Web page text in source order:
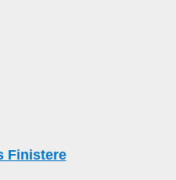
Finistere